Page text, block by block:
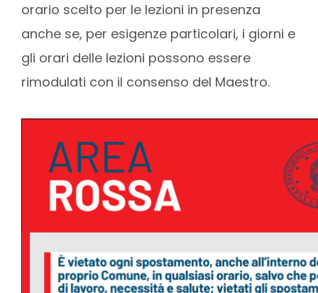
orario scelto per le lezioni in presenza
anche se, per esigenze particolari, i giorni e
gli orari delle lezioni possono essere
rimodulati con il consenso del Maestro.